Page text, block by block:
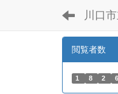
川口
閲覧者数
1 8 2 6